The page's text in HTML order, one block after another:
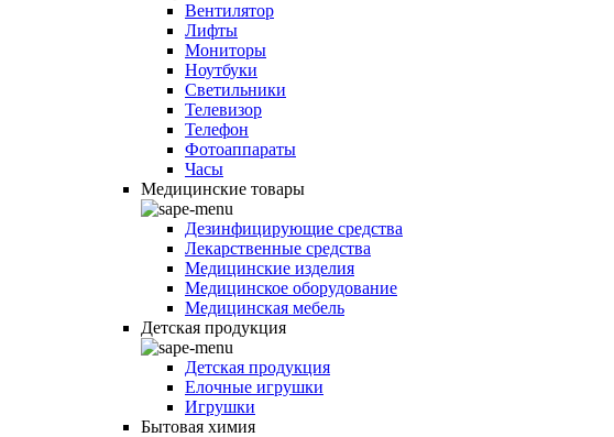
Вентилятор
Лифты
Мониторы
Ноутбуки
Светильники
Телевизор
Телефон
Фотоаппараты
Часы
Медицинские товары
Дезинфицирующие средства
Лекарственные средства
Медицинские изделия
Медицинское оборудование
Медицинская мебель
Детская продукция
Детская продукция
Елочные игрушки
Игрушки
Бытовая химия